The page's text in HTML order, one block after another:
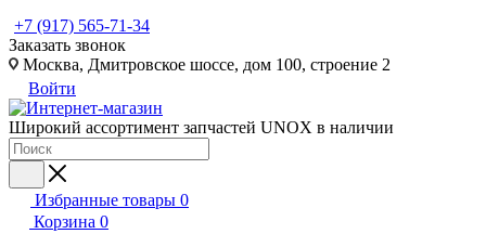
+7 (917) 565-71-34
Заказать звонок
Москва, Дмитровское шоссе, дом 100, строение 2
Войти
Широкий ассортимент запчастей UNOX в наличии
Избранные товары 0
Корзина 0